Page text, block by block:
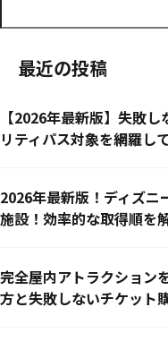
最近の投稿
【2026年最新版】失敗
リティパス対象を網羅し
2026年最新版！ディズニ
施設！効率的な取得順を
完全屋内アトラクション
方と失敗しないチケット